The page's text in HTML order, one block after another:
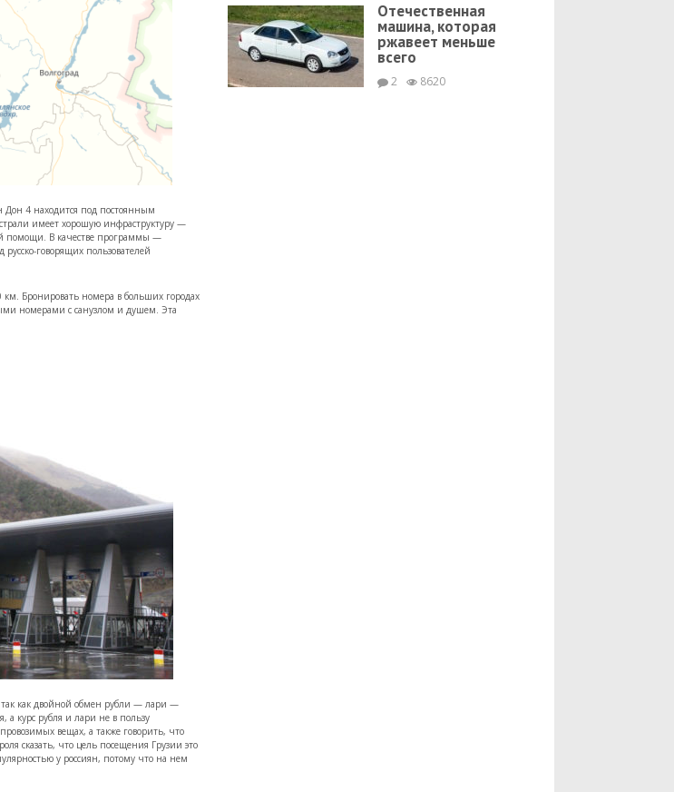
Дон 4 находится под постоянным
имеет хорошую инфраструктуру —
помощи. В качестве программы —
говорящих пользователей
км. Бронировать номера в больших городах
номерами с санузлом и душем. Эта
как двойной обмен рубли — лари —
а курс рубля и лари не в пользу
вещах, а также говорить, что
сказать, что цель посещения Грузии это
у россиян, потому что на нем
Отечественная
машина, которая
ржавеет меньше
всего
2 8620